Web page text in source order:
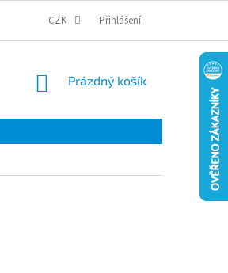
PODMÍNKY OCHRANY OSOBNÍCH ÚDAJŮ
CZK Přihlášení
NÁKUPNÍ
Prázdný košík